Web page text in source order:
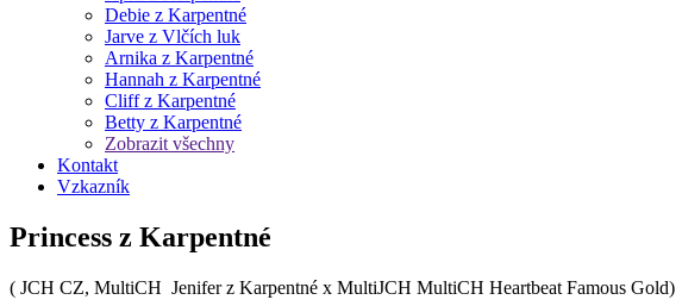
Debie z Karpentné
Jarve z Vlčích luk
Arnika z Karpentné
Hannah z Karpentné
Cliff z Karpentné
Betty z Karpentné
Zobrazit všechny
Kontakt
Vzkazník
Princess z Karpentné
( JCH CZ, MultiCH Jenifer z Karpentné x MultiJCH MultiCH Heartbeat Famous Gold)